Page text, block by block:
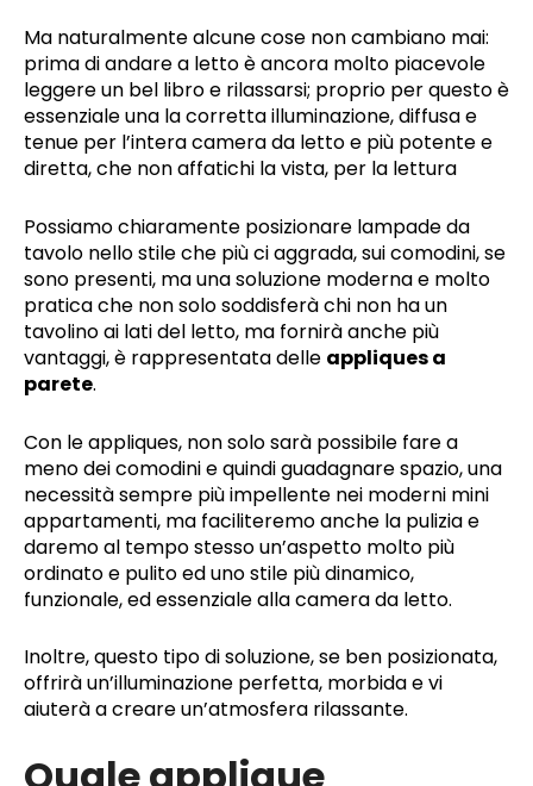
Ma naturalmente alcune cose non cambiano mai:
prima di andare a letto è ancora molto piacevole
leggere un bel libro e rilassarsi; proprio per questo è
essenziale una la corretta illuminazione, diffusa e
tenue per l’intera camera da letto e più potente e
diretta, che non affatichi la vista, per la lettura
Possiamo chiaramente posizionare lampade da
tavolo nello stile che più ci aggrada, sui comodini, se
sono presenti, ma una soluzione moderna e molto
pratica che non solo soddisferà chi non ha un
tavolino ai lati del letto, ma fornirà anche più
vantaggi, è rappresentata delle appliques a
parete.
Con le appliques, non solo sarà possibile fare a
meno dei comodini e quindi guadagnare spazio, una
necessità sempre più impellente nei moderni mini
appartamenti, ma faciliteremo anche la pulizia e
daremo al tempo stesso un’aspetto molto più
ordinato e pulito ed uno stile più dinamico,
funzionale, ed essenziale alla camera da letto.
Inoltre, questo tipo di soluzione, se ben posizionata,
offrirà un’illuminazione perfetta, morbida e vi
aiuterà a creare un’atmosfera rilassante.